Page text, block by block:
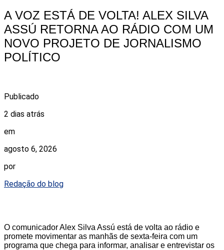
A VOZ ESTÁ DE VOLTA! ALEX SILVA
ASSÚ RETORNA AO RÁDIO COM UM
NOVO PROJETO DE JORNALISMO
POLÍTICO
Publicado
2 dias atrás
em
agosto 6, 2026
por
Redação do blog
O comunicador Alex Silva Assú está de volta ao rádio e
promete movimentar as manhãs de sexta-feira com um
programa que chega para informar, analisar e entrevistar os